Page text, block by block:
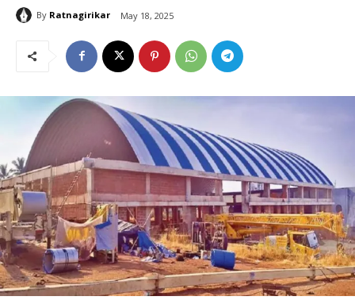
By Ratnagirikar May 18, 2025